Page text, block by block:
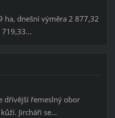
ha, dnešní výměra 2 877,32
dřívější řemeslný obor
Jircháři se...